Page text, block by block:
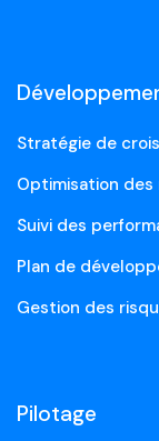
Stratégie de
Optimisation des
Suivi des
Plan de
Gestion des
Pilotage